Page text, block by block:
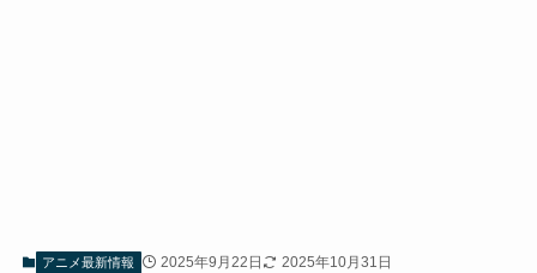
アニメ最新情報 2025年9月22日 2025年10月31日